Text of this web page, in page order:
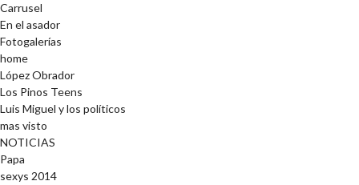
Carrusel
En el asador
Fotogalerías
home
López Obrador
Los Pinos Teens
Luis Miguel y los políticos
mas visto
NOTICIAS
Papa
sexys 2014